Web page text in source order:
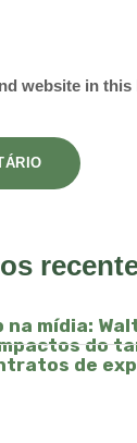
website in
na mídia:
do
de